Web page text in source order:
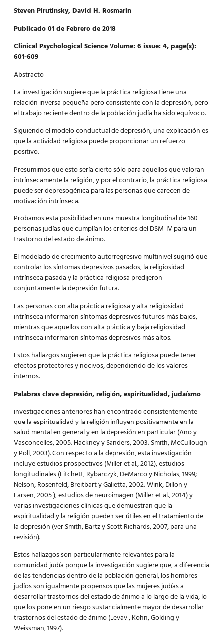
Steven Pirutinsky, David H. Rosmarin
Publicado 01 de Febrero de 2018
Clinical Psychological Science Volume: 6 issue: 4, page(s):
601-609
Abstracto
La investigación sugiere que la práctica religiosa tiene una
relación inversa pequeña pero consistente con la depresión, pero
el trabajo reciente dentro de la población judía ha sido equívoco.
Siguiendo el modelo conductual de depresión, una explicación es
que la actividad religiosa puede proporcionar un refuerzo
positivo.
Presumimos que esto sería cierto sólo para aquellos que valoran
intrínsecamente la religión, y por el contrario, la práctica religiosa
puede ser depresogénica para las personas que carecen de
motivación intrínseca.
Probamos esta posibilidad en una muestra longitudinal de 160
personas judías que cumplían los criterios del DSM-IV para un
trastorno del estado de ánimo.
El modelado de crecimiento autorregresivo multinivel sugirió que
controlar los síntomas depresivos pasados, la religiosidad
intrínseca pasada y la práctica religiosa predijeron
conjuntamente la depresión futura.
Las personas con alta práctica religiosa y alta religiosidad
intrínseca informaron síntomas depresivos futuros más bajos,
mientras que aquellos con alta práctica y baja religiosidad
intrínseca informaron síntomas depresivos más altos.
Estos hallazgos sugieren que la práctica religiosa puede tener
efectos protectores y nocivos, dependiendo de los valores
internos.
Palabras clave depresión, religión, espiritualidad, judaísmo
investigaciones anteriores han encontrado consistentemente
que la espiritualidad y la religión influyen positivamente en la
salud mental en general y en la depresión en particular (Ano y
Vasconcelles, 2005; Hackney y Sanders, 2003; Smith, McCullough
y Poll, 2003). Con respecto a la depresión, esta investigación
incluye estudios prospectivos (Miller et al., 2012), estudios
longitudinales (Fitchett, Rybarczyk, DeMarco y Nicholas, 1999;
Nelson, Rosenfeld, Breitbart y Galietta, 2002; Wink, Dillon y
Larsen, 2005 ), estudios de neuroimagen (Miller et al., 2014) y
varias investigaciones clínicas que demuestran que la
espiritualidad y la religión pueden ser útiles en el tratamiento de
la depresión (ver Smith, Bartz y Scott Richards, 2007, para una
revisión).
Estos hallazgos son particularmente relevantes para la
comunidad judía porque la investigación sugiere que, a diferencia
de las tendencias dentro de la población general, los hombres
judíos son igualmente propensos que las mujeres judías a
desarrollar trastornos del estado de ánimo a lo largo de la vida, lo
que los pone en un riesgo sustancialmente mayor de desarrollar
trastornos del estado de ánimo (Levav , Kohn, Golding y
Weissman, 1997).